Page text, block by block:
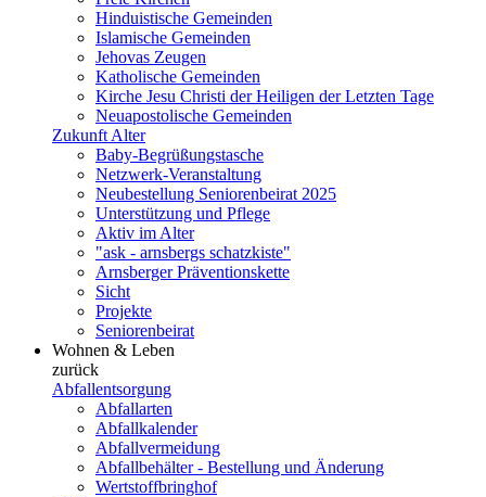
Hinduistische Gemeinden
Islamische Gemeinden
Jehovas Zeugen
Katholische Gemeinden
Kirche Jesu Christi der Heiligen der Letzten Tage
Neuapostolische Gemeinden
Zukunft Alter
Baby-Begrüßungstasche
Netzwerk-Veranstaltung
Neubestellung Seniorenbeirat 2025
Unterstützung und Pflege
Aktiv im Alter
"ask - arnsbergs schatzkiste"
Arnsberger Präventionskette
Sicht
Projekte
Seniorenbeirat
Wohnen & Leben
zurück
Abfallentsorgung
Abfallarten
Abfallkalender
Abfallvermeidung
Abfallbehälter - Bestellung und Änderung
Wertstoffbringhof